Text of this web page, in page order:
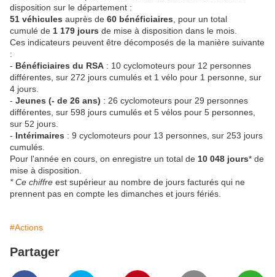
disposition sur le département :
51 véhicules auprès de 60 bénéficiaires , pour un total
cumulé de 1 179 jours de mise à disposition dans le mois.
Ces indicateurs peuvent être décomposés de la manière suivante
:
- Bénéficiaires du RSA : 10 cyclomoteurs pour 12 personnes
différentes, sur 272 jours cumulés et 1 vélo pour 1 personne, sur
4 jours.
- Jeunes (- de 26 ans) : 26 cyclomoteurs pour 29 personnes
différentes, sur 598 jours cumulés et 5 vélos pour 5 personnes,
sur 52 jours.
- Intérimaires : 9 cyclomoteurs pour 13 personnes, sur 253 jours
cumulés.
Pour l'année en cours, on enregistre un total de 10 048 jours* de
mise à disposition.
* Ce chiffre est supérieur au nombre de jours facturés qui ne
prennent pas en compte les dimanches et jours fériés.
#Actions
Partager